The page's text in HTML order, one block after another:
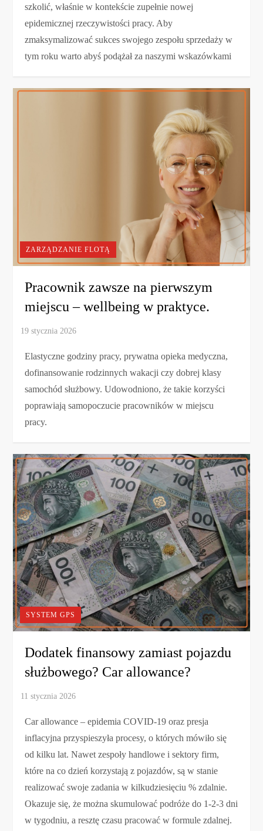
szkolić, właśnie w kontekście zupełnie nowej
epidemicznej rzeczywistości pracy. Aby
zmaksymalizować sukces swojego zespołu sprzedaży w
tym roku warto abyś podążał za naszymi wskazówkami
ZARZĄDZANIE FLOTĄ
Pracownik zawsze na pierwszym
miejscu – wellbeing w praktyce.
Elastyczne godziny pracy, prywatna opieka medyczna,
dofinansowanie rodzinnych wakacji czy dobrej klasy
samochód służbowy. Udowodniono, że takie korzyści
poprawiają samopoczucie pracowników w miejscu
pracy.
SYSTEM GPS
Dodatek finansowy zamiast pojazdu
służbowego? Car allowance?
Car allowance – epidemia COVID-19 oraz presja
inflacyjna przyspieszyła procesy, o których mówiło się
od kilku lat. Nawet zespoły handlowe i sektory firm,
które na co dzień korzystają z pojazdów, są w stanie
realizować swoje zadania w kilkudziesięciu % zdalnie.
Okazuje się, że można skumulować podróże do 1-2-3 dni
w tygodniu, a resztę czasu pracować w formule zdalnej.